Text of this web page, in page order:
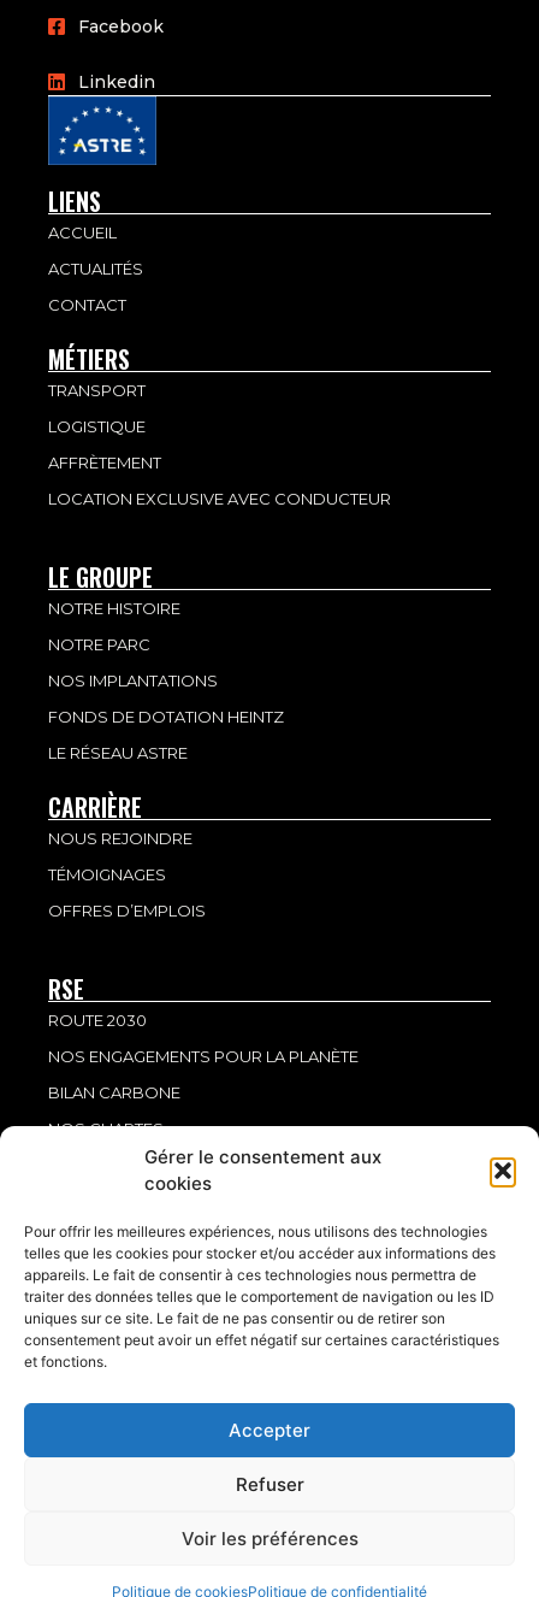
Gérer le consentement aux
cookies
Pour offrir les meilleures expériences, nous utilisons des technologies
telles que les cookies pour stocker et/ou accéder aux informations des
appareils. Le fait de consentir à ces technologies nous permettra de
traiter des données telles que le comportement de navigation ou les ID
uniques sur ce site. Le fait de ne pas consentir ou de retirer son
consentement peut avoir un effet négatif sur certaines caractéristiques
et fonctions.
Accepter
Refuser
Voir les préférences
Politique de cookiesPolitique de confidentialité
Facebook
Linkedin
LIENS
ACCUEIL
ACTUALITÉS
CONTACT
MÉTIERS
TRANSPORT
LOGISTIQUE
AFFRÈTEMENT
LOCATION EXCLUSIVE AVEC CONDUCTEUR
LE GROUPE
NOTRE HISTOIRE
NOTRE PARC
NOS IMPLANTATIONS
FONDS DE DOTATION HEINTZ
LE RÉSEAU ASTRE
CARRIÈRE
NOUS REJOINDRE
TÉMOIGNAGES
OFFRES D’EMPLOIS
RSE
ROUTE 2030
NOS ENGAGEMENTS POUR LA PLANÈTE
BILAN CARBONE
NOS CHARTES
NOS CERTIFICATIONS
LÉGAL
MENTIONS LÉGALES
POLITIQUE DE CONFIDENTIALITÉ
POLITIQUE DE COOKIES (UE)
© 2024 HEINTZ Transports – SARL au capital de 500 000 € –